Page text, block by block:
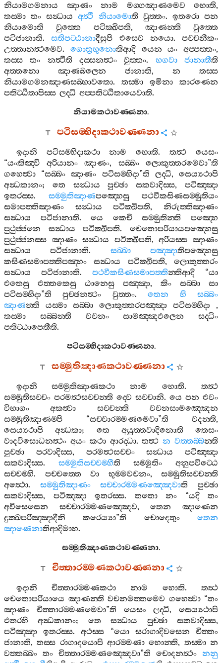
නියාමගමනාය
ඤාණං නාම මග‍්ගඤාණමෙව හොති,
තස‍්මා තං සන්‍ධාය අත්‍ථි නියාමොති වුත‍්තං. ඉතරො පන
නියාමොති
වුත‍්තෙ පටික‍්ඛිපති, ඤාණන‍්ති
වුත‍්තෙ
පටිජානාති.සතිපට‍්ඨානාදීසුපි එසෙව නයො. පච‍්චනීකං
උත‍්තානත්‍ථමෙව. ගොත්‍රභුනොතිආදි යෙන යං අප‍්පත‍්තං,
තස‍්ස
තං නත්‍ථීති දස‍්සනත්‍ථං වුත‍්තං. භගවා ජානාතීති
අත‍්තනො
ඤාණබලෙන ජානාති, න
තස‍්ස
නියාමගමනඤාණසබ‍්භාවතො. තස‍්මා ඉමිනා
කාරණෙන
පතිට‍්ඨිතාපිස‍්ස ලද‍්ධි අප‍්පතිට‍්ඨිතායෙවාති.
නියාමකථාවණ‍්ණනා.
පටිසම‍්භිදාකථාවණ‍්ණනා
ඉදානි පටිසම‍්භිදාකථා නාම හොති.තත්‍ථ
යෙසං
“යංකිඤ‍්චි අරියානං ඤාණං, සබ‍්බං ලොකුත‍්තරමෙවා”ති
ගහෙත්‍වා “සබ‍්බං ඤාණං පටිසම‍්භිදා”ති ලද‍්ධි,සෙය්‍යථාපි
අන්‍ධකානං; තෙ සන්‍ධාය පුච‍්ඡා සකවාදිස‍්ස,පටිඤ‍්ඤා
ඉතරස‍්ස. සම‍්මුතිඤාණපඤ‍්හෙසු
පථවීකසිණසම‍්මුතියං
සමාපත‍්තිඤාණං
සන්‍ධාය පටික‍්ඛිපති,නිරුත‍්තිඤාණං
සන්‍ධාය
පටිජානාති.යෙ කෙචි සම‍්මුතින‍්ති
පඤ‍්හෙ
පුථුජ‍්ජනෙ
සන්‍ධාය පටික‍්ඛිපති.චෙතොපරියායපඤ‍්හෙසු
පුථුජ‍්ජනස‍්ස ඤාණං සන්‍ධාය පටික‍්ඛිපති,අරියස‍්ස ඤාණං
සන්‍ධාය
පටිජානාති. සබ‍්බා පඤ‍්ඤාතිපඤ‍්හෙසු
කසිණසමාපත‍්තිපඤ‍්හං
සන්‍ධාය පටික‍්ඛිපති,ලොකුත‍්තරං
සන්‍ධාය
පටිජානාති. පථවීකසිණසමාපත‍්තින‍්තිආදි “යා
එතෙසු
එත‍්තකෙසු ඨානෙසු පඤ‍්ඤා, කිං සබ‍්බා
සා
පටිසම‍්භිදා”ති පුච‍්ඡනත්‍ථං වුත‍්තං.තෙන හි
සබ‍්බං
ඤාණන‍්ති යස‍්මා සබ‍්බා ලොකුත‍්තරපඤ‍්ඤා පටිසම‍්භිදා ,
තස‍්මා
සබ‍්බන‍්ති වචනං සාමඤ‍්ඤඵලෙන
සද‍්ධිං
පතිට‍්ඨාපෙතීති.
පටිසම‍්භිදාකථාවණ‍්ණනා.
සම‍්මුතිඤාණකථාවණ‍්ණනා
ඉදානි සම‍්මුතිඤාණකථා නාම හොති. තත්‍ථ
සම‍්මුතිසච‍්චං පරමත්‍ථසච‍්චන‍්ති ද‍්වෙ සච‍්චානි. යෙ පන එවං
විභාගං
අකත්‍වා සච‍්චන‍්ති
වචනසාමඤ‍්ඤෙන
සම‍්මුතිඤාණම‍්පි “සච‍්චාරම‍්මණමෙවා”ති වදන‍්ති,
සෙය්‍යථාපි
අන්‍ධකා; තෙ අයුත‍්තවාදිනොති
තෙසං
වාදවිසොධනත්‍ථං අයං කථා ආරද‍්ධා.තත්‍ථ න වත‍්තබ‍්බන‍්ති
පුච‍්ඡා
පරවාදිස‍්ස, පරමත්‍ථසච‍්චං සන්‍ධාය
පටිඤ‍්ඤා
සකවාදිස‍්ස. සම‍්මුතිසච‍්චම‍්හීති සම‍්මුතිං
අනුපවිට‍්ඨෙ
සච‍්චම‍්හි. පච‍්චත‍්තෙ වා භුම‍්මවචනං, සම‍්මුතිසච‍්චන‍්ති
අත්‍ථො. සම‍්මුතිඤාණං සච‍්චාරම‍්මණඤ‍්ඤෙවාති
පුච‍්ඡා
සකවාදිස‍්ස, පටිඤ‍්ඤා ඉතරස‍්ස. තතො නං “යදි
තං
අවිසෙසෙන
සච‍්චාරම‍්මණඤ‍්ඤෙව,තෙන
ඤාණෙන
දුක‍්ඛපරිඤ‍්ඤාදීනි
කරෙය්‍යා”ති චොදෙතුං
තෙන
ඤාණෙනාතිආදිමාහ.
සම‍්මුතිඤාණකථාවණ‍්ණනා.
චිත‍්තාරම‍්මණකථාවණ‍්ණනා
ඉදානි චිත‍්තාරම‍්මණකථා නාම හොති. තත්‍ථ
චෙතොපරියායෙ ඤාණන‍්ති වචනමත‍්තමෙව ගහෙත්‍වා“තං
ඤාණං
චිත‍්තාරම‍්මණමෙවා”ති යෙසං ලද‍්ධි, සෙය්‍යථාපි
එතරහි
අන්‍ධකානං; තෙ සන්‍ධාය පුච‍්ඡා සකවාදිස‍්ස,
පටිඤ‍්ඤා
ඉතරස‍්ස.අථස‍්ස “යො සරාගාදිවසෙන
චිත‍්තං
ජානාති,තස‍්ස රාගාදයොපි ආරම‍්මණා හොන‍්ති, තස‍්මා න
වත‍්තබ‍්බං තං චිත‍්තාරම‍්මණඤ‍්ඤෙවා”ති චොදනත්‍ථං නනු